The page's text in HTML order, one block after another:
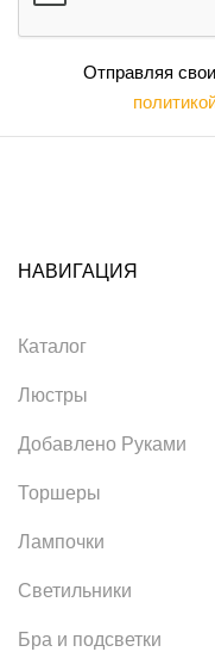
Отправляя
НАВИГАЦИЯ
Каталог
Люстры
Добавлено Руками
Торшеры
Лампочки
Светильники
Бра и подсветки